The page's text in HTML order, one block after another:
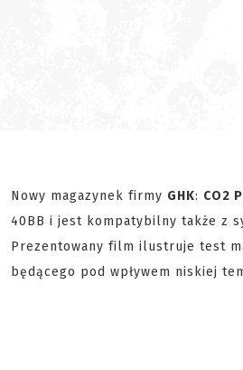
Nowy magazynek firmy GHK: CO2
40BB i jest kompatybilny także z
Prezentowany film ilustruje test
będącego pod wpływem niskiej